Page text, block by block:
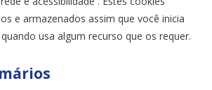
e armazenados assim que você inicia
usa algum recurso que os requer.